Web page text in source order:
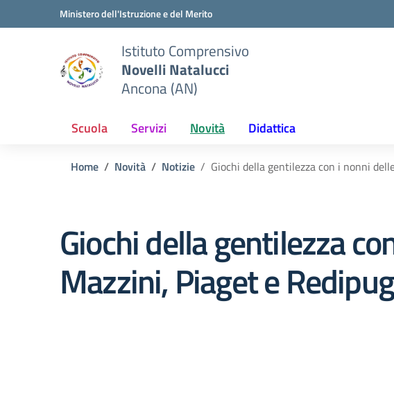
Vai ai contenuti
Vai al menu di navigazioneMinistero dell'Istruzione e del Merito
Istituto Comprensivo
Novelli Natalucci
Ancona (AN)
Scuola Servizi Novità Didattica
Home Novità Notizie Giochi della gentilezza con i nonni
Giochi della gentilezza
Mazzini, Piaget e